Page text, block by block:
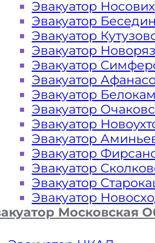
Эвакуатор
Эвакуатор
Эвакуатор
Эвакуатор
Эвакуатор
Эвакуатор
Эвакуатор
Эвакуатор
Эвакуатор
Эвакуатор
Эвакуатор
Эвакуатор
Эвакуатор
Эвакуатор
Московская